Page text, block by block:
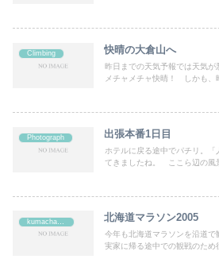
Climbing 快晴の大倉山へ
昨日までの天気予報では天気
メチャメチャ快晴！ しかも、
Photograph 出張本番1日目
ホテルに戻る途中でパチリ。
てきましたね。 ここら辺の風
北海道マラソン2005
今年も北海道マラソンを沿道
実家に帰る途中での観戦のため